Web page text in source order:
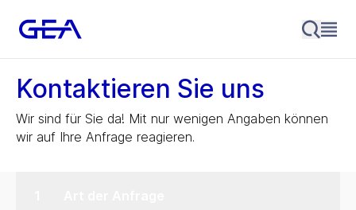
Kontaktieren Sie uns
Wir sind für Sie da! Mit nur wenigen Angaben können
wir auf Ihre Anfrage reagieren.